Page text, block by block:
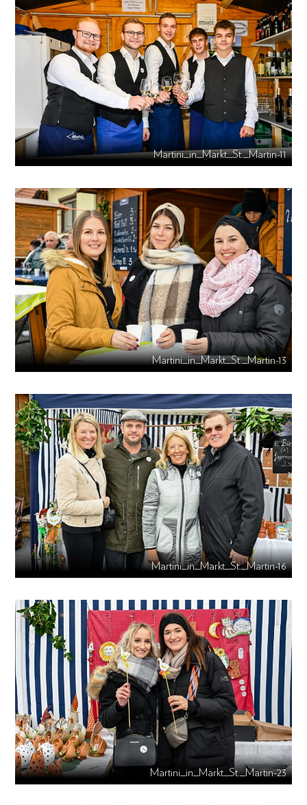
Martini_in_Markt_St._Martin-11
Martini_in_Markt_St._Martin-13
Martini_in_Markt_St._Martin-16
Martini_in_Markt_St._Martin-23